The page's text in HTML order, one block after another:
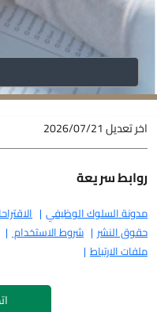
اخر تعديل2026/07/21
روابط سريعة
مدونة السلوك الوظيفي
حقوق النشر
شروط الاستخدام
ملفات الارتباط